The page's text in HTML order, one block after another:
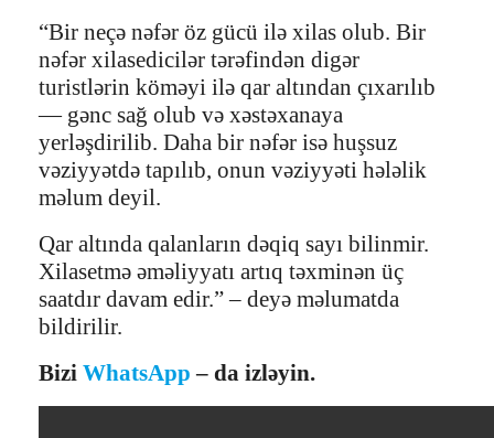
“Bir neçə nəfər öz gücü ilə xilas olub. Bir
nəfər xilasedicilər tərəfindən digər
turistlərin köməyi ilə qar altından çıxarılıb
— gənc sağ olub və xəstəxanaya
yerləşdirilib. Daha bir nəfər isə huşsuz
vəziyyətdə tapılıb, onun vəziyyəti hələlik
məlum deyil.
Qar altında qalanların dəqiq sayı bilinmir.
Xilasetmə əməliyyatı artıq təxminən üç
saatdır davam edir.” – deyə məlumatda
bildirilir.
Bizi WhatsApp – da izləyin.